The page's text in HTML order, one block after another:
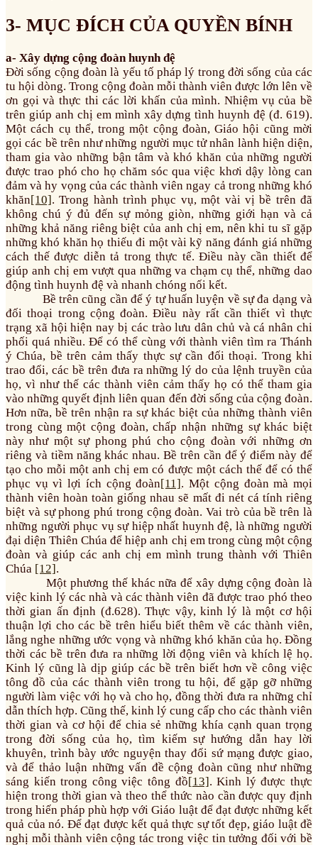
3- MỤC ĐÍCH CỦA QUYỀN BÍNH
a- Xây dựng cộng đoàn huynh đệ
Đời sống cộng đoàn là yếu tố pháp lý trong đời sống của các
tu hội dòng. Trong cộng đoàn mỗi thành viên được lớn lên về
ơn gọi và thực thi các lời khấn của mình. Nhiệm vụ của bề
trên giúp anh chị em mình xây dựng tình huynh đệ (đ. 619).
Một cách cụ thể, trong một cộng đoàn, Giáo hội cũng mời
gọi các bề trên như những người mục tử nhân lành hiện diện,
tham gia vào những bận tâm và khó khăn của những người
được trao phó cho họ chăm sóc qua việc khơi dậy lòng can
đảm và hy vọng của các thành viên ngay cả trong những khó
khăn[10] . Trong hành trình phục vụ, một vài vị bề trên đã
không chú ý đủ đến sự mỏng giòn, những giới hạn và cả
những khả năng riêng biệt của anh chị em, nên khi tu sĩ gặp
những khó khăn họ thiếu đi một vài kỹ năng đánh giá những
cách thế được diễn tả trong thực tế. Điều này cần thiết để
giúp anh chị em vượt qua những va chạm cụ thể, những dao
động tình huynh đệ và nhanh chóng nối kết.
Bề trên cũng cần để ý tự huấn luyện về sự đa dạng và
đối thoại trong cộng đoàn. Điều này rất cần thiết vì thực
trạng xã hội hiện nay bị các trào lưu dân chủ và cá nhân chi
phối quá nhiều. Để có thể cùng với thành viên tìm ra Thánh
ý Chúa, bề trên cảm thấy thực sự cần đối thoại. Trong khi
trao đổi, các bề trên đưa ra những lý do của lệnh truyền của
họ, vì như thế các thành viên cảm thấy họ có thể tham gia
vào những quyết định liên quan đến đời sống của cộng đoàn.
Hơn nữa, bề trên nhận ra sự khác biệt của những thành viên
trong cùng một cộng đoàn, chấp nhận những sự khác biệt
này như một sự phong phú cho cộng đoàn với những ơn
riêng và tiềm năng khác nhau. Bề trên cần để ý điểm này để
tạo cho mỗi một anh chị em có được một cách thế để có thể
phục vụ vì lợi ích cộng đoàn[11] . Một cộng đoàn mà mọi
thành viên hoàn toàn giống nhau sẽ mất đi nét cá tính riêng
biệt và sự phong phú trong cộng đoàn. Vai trò của bề trên là
những người phục vụ sự hiệp nhất huynh đệ, là những người
đại diện Thiên Chúa để hiệp anh chị em trong cùng một cộng
đoàn và giúp các anh chị em mình trung thành với Thiên
Chúa [12] .
Một phương thế khác nữa để xây dựng cộng đoàn là
việc kinh lý các nhà và các thành viên đã được trao phó theo
thời gian ấn định (đ.628). Thực vậy, kinh lý là một cơ hội
thuận lợi cho các bề trên hiểu biết thêm về các thành viên,
lắng nghe những ước vọng và những khó khăn của họ. Đồng
thời các bề trên đưa ra những lời động viên và khích lệ họ.
Kinh lý cũng là dịp giúp các bề trên biết hơn về công việc
tông đồ của các thành viên trong tu hội, để gặp gỡ những
người làm việc với họ và cho họ, đồng thời đưa ra những chỉ
dẫn thích hợp. Cũng thế, kinh lý cung cấp cho các thành viên
thời gian và cơ hội để chia sẻ những khía cạnh quan trọng
trong đời sống của họ, tìm kiếm sự hướng dẫn hay lời
khuyên, trình bày ước nguyện thay đổi sứ mạng được giao,
và để thảo luận những vấn đề cộng đoàn cũng như những
sáng kiến trong công việc tông đồ[13] . Kinh lý được thực
hiện trong thời gian và theo thể thức nào cần được quy định
trong hiến pháp phù hợp với Giáo luật để đạt được những kết
quả của nó. Để đạt được kết quả thực sự tốt đẹp, giáo luật đề
nghị mỗi thành viên cộng tác trong việc tin tưởng đối với bề